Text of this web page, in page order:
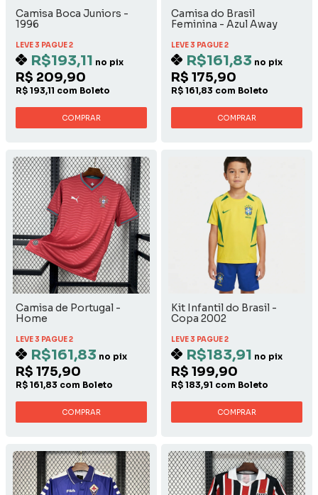
Camisa Boca Juniors -
1996
LEVE 3 PAGUE 2
R$193,11 no pix
R$ 209,90
R$ 193,11 com Boleto
COMPRAR
Camisa do Brasil
Feminina - Azul Away
LEVE 3 PAGUE 2
R$161,83 no pix
R$ 175,90
R$ 161,83 com Boleto
COMPRAR
Camisa de Portugal -
Home
LEVE 3 PAGUE 2
R$161,83 no pix
R$ 175,90
R$ 161,83 com Boleto
COMPRAR
Kit Infantil do Brasil -
Copa 2002
LEVE 3 PAGUE 2
R$183,91 no pix
R$ 199,90
R$ 183,91 com Boleto
COMPRAR